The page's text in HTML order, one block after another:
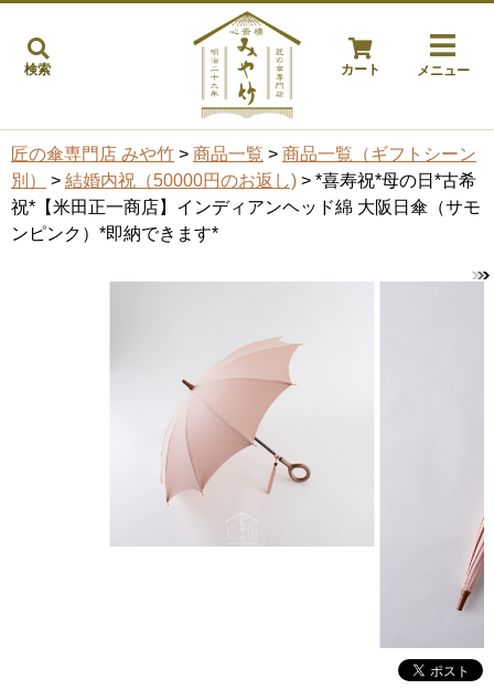
検索 カート メニュー
匠の傘専門店 みや竹 > 商品一覧 > 商品一覧（ギフトシーン
別）
> 結婚内祝（50000円のお返し) > *喜寿祝*母の日*古希
祝*【米田正一商店】インディアンヘッド綿 大阪日傘（サモ
ンピンク）*即納できます*